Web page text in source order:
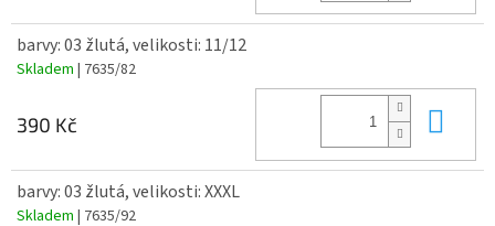
barvy: 03 žlutá, velikosti: 11/12
Skladem | 7635/82
390 Kč
barvy: 03 žlutá, velikosti: XXXL
Skladem | 7635/92